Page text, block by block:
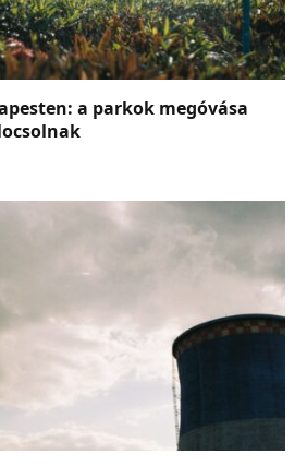
a parkok megóvása